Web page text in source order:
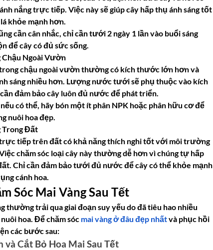
nắng trực tiếp. Việc này sẽ giúp cây hấp thụ ánh sáng tốt
khỏe mạnh hơn.
cần cân nhắc, chỉ cần tưới 2 ngày 1 lần vào buổi sáng
để cây có đủ sức sống.
Chậu Ngoài Vườn
chậu ngoài vườn thường có kích thước lớn hơn và
sáng nhiều hơn. Lượng nước tưới sẽ phụ thuộc vào kích
đảm bảo cây luôn đủ nước để phát triển.
có thể, hãy bón một ít phân NPK hoặc phân hữu cơ để
nuôi hoa đẹp.
Trong Đất
tiếp trên đất có khả năng thích nghi tốt với môi trường
chăm sóc loại cây này thường dễ hơn vì chúng tự hấp
Chỉ cần đảm bảo tưới đủ nước để cây có thể khỏe mạnh
cánh hoa.
Sóc Mai Vàng Sau Tết
thường trải qua giai đoạn suy yếu do đã tiêu hao nhiều
hoa. Để chăm sóc mai vàng ở đâu đẹp nhất và phục hồi
các bước sau:
và Cắt Bỏ Hoa Mai Sau Tết